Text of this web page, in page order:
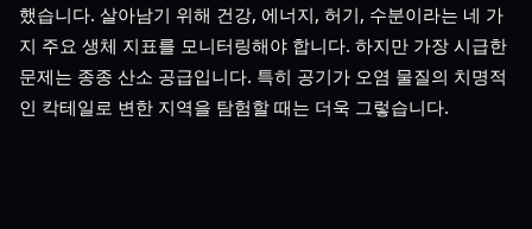
했습니다. 살아남기 위해 건강, 에너지, 허기, 수분이라는 네 가
지 주요 생체 지표를 모니터링해야 합니다. 하지만 가장 시급한
문제는 종종 산소 공급입니다. 특히 공기가 오염 물질의 치명적
인 칵테일로 변한 지역을 탐험할 때는 더욱 그렇습니다.